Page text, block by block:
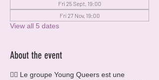
Fri 25 Sept, 19:00
Fri 27 Nov, 19:00
View all 5 dates
About the event
🏳️‍🌈 Le groupe Young Queers est une